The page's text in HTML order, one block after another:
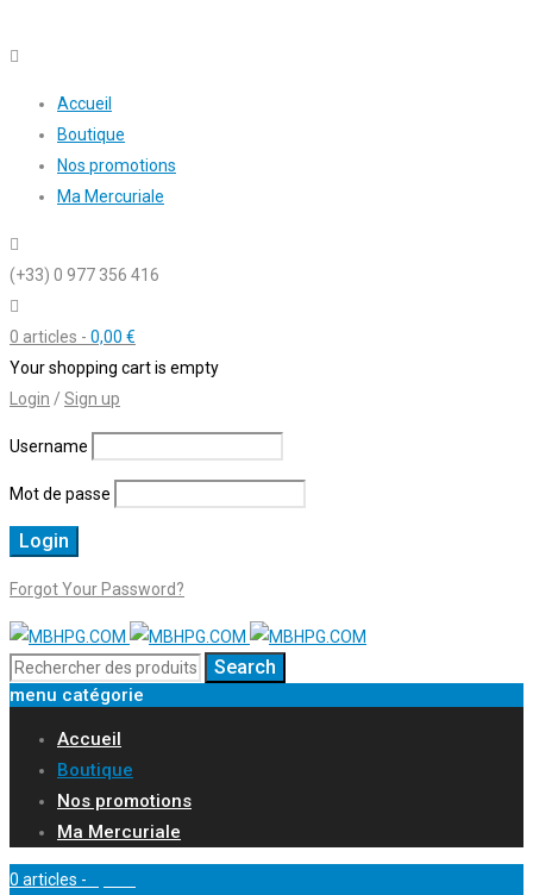
Accueil
Boutique
Nos promotions
Ma Mercuriale
(+33) 0 977 356 416
0 articles - 0,00 €
Your shopping cart is empty
Login / Sign up
Username
Mot de passe
Forgot Your Password?
menu catégorie
Accueil
Boutique
Nos promotions
Ma Mercuriale
0 articles -